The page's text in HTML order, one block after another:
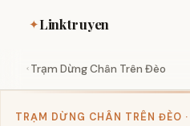
✦Linktruyen
Trạm Dừng Chân Trên Đèo
TRẠM DỪNG CHÂN TRÊN ĐÈO ·